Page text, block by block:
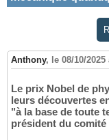
Anthony, le 08/10/2025
Le prix Nobel de
leurs découvertes
"à la base de toute
président du